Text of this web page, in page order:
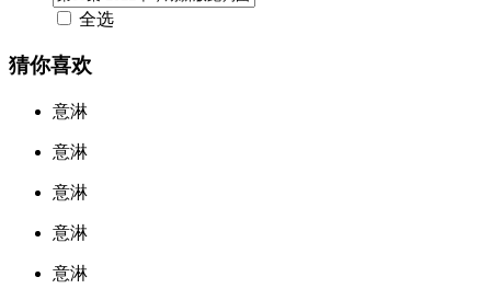
全选
猜你喜欢
意淋
意淋
意淋
意淋
意淋